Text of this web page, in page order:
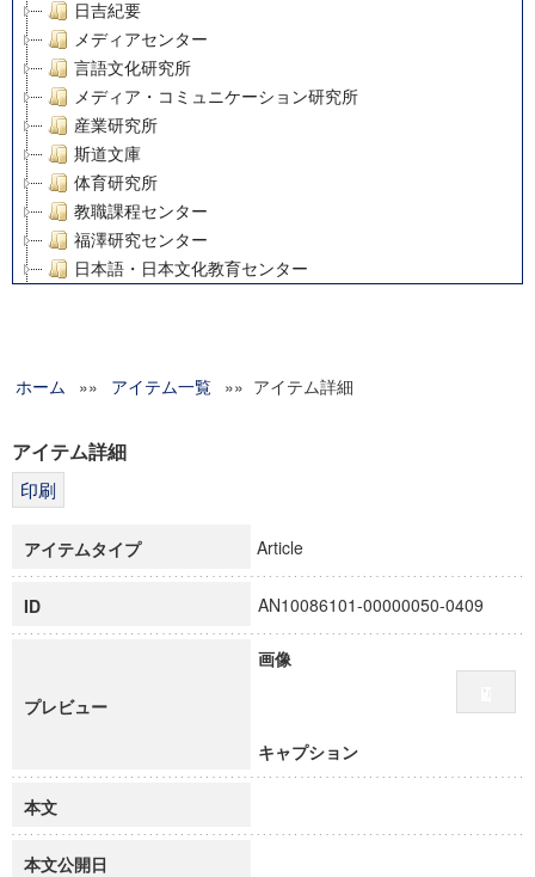
日吉紀要
メディアセンター
言語文化研究所
メディア・コミュニケーション研究所
産業研究所
斯道文庫
体育研究所
教職課程センター
福澤研究センター
日本語・日本文化教育センター
グローバルリサーチインスティテュート
科学研究費補助金研究成果報告書
博士課程教育リーディングプログラム「超成熟社会発展のサ
ホーム »» アイテム一覧 »» アイテム詳細
アイテム詳細
アイテムタイプ Article
ID AN10086101-00000050-0409
プレビュー
画像
キャプション
本文
本文公開日